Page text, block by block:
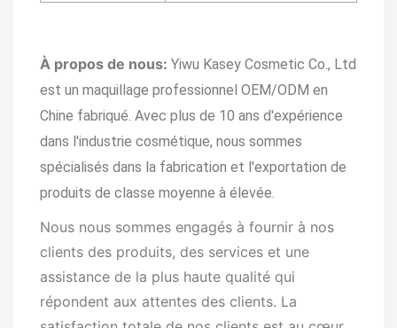
À propos de nous: Yiwu Kasey Cosmetic Co., Ltd
est un maquillage professionnel OEM/ODM en
Chine fabriqué. Avec plus de 10 ans d'expérience
dans l'industrie cosmétique, nous sommes
spécialisés dans la fabrication et l'exportation de
produits de classe moyenne à élevée.
Nous nous sommes engagés à fournir à nos
clients des produits, des services et une
assistance de la plus haute qualité qui
répondent aux attentes des clients. La